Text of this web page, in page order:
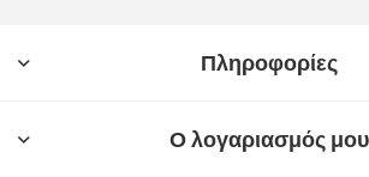
Πληροφορίες
Ο λογαριασμός μου